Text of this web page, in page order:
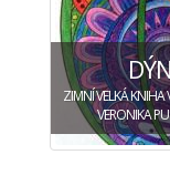
ZIMNÍ VELKÁ
VERONIKA